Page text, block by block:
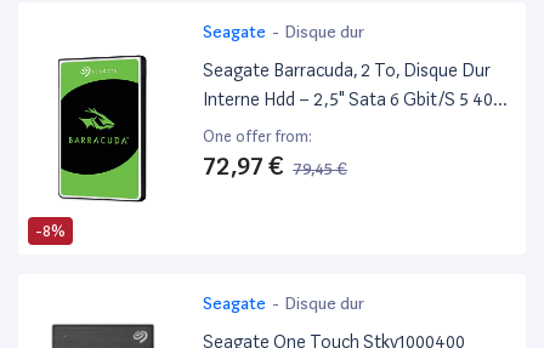
-8%
Seagate - Disque dur
Seagate Barracuda, 2 To, Disque Dur
Interne Hdd – 2,5" Sata 6 Gbit/S 5 400
Tr/Min, 128 Mo De Mémoire Cache,
Pour PC Portable (St2000Lm015)
One offer from:
72,97 € 79,45 €
Seagate - Disque dur
Seagate One Touch Stky1000400